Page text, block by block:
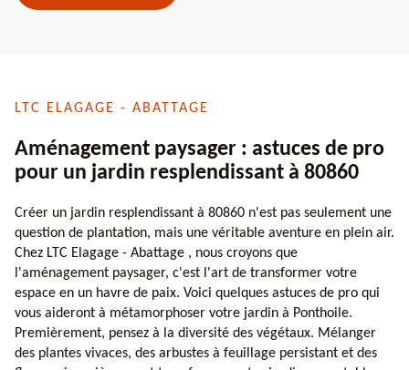
LTC ELAGAGE - ABATTAGE
Aménagement paysager : astuces de pro
pour un jardin resplendissant à 80860
Créer un jardin resplendissant à 80860 n'est pas seulement une
question de plantation, mais une véritable aventure en plein air.
Chez LTC Elagage - Abattage , nous croyons que
l'aménagement paysager, c'est l'art de transformer votre
espace en un havre de paix. Voici quelques astuces de pro qui
vous aideront à métamorphoser votre jardin à Ponthoile.
Premièrement, pensez à la diversité des végétaux. Mélanger
des plantes vivaces, des arbustes à feuillage persistant et des